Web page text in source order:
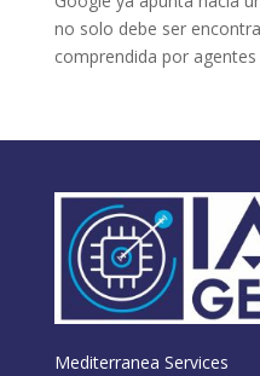
no solo debe ser
comprendida por agentes
Mediterranea Services